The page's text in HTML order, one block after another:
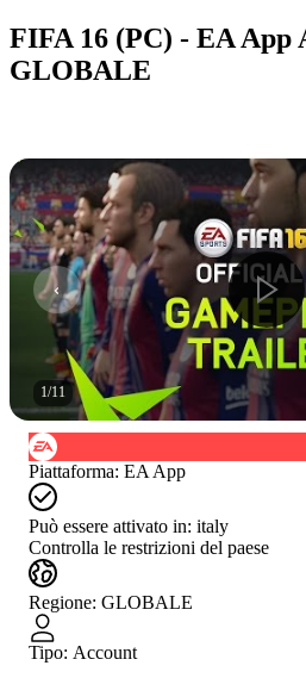
FIFA 16 (PC) - EA App
GLOBALE
1/11
Piattaforma: EA App
Può essere attivato in: italy
Controlla le restrizioni del paese
Regione: GLOBALE
Tipo: Account